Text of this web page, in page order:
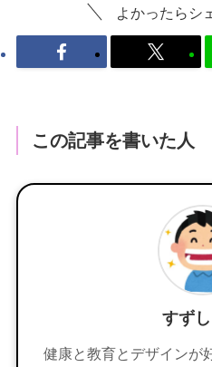
よかったらシ
この記事を書いた人
すず
健康と教育とデザインが